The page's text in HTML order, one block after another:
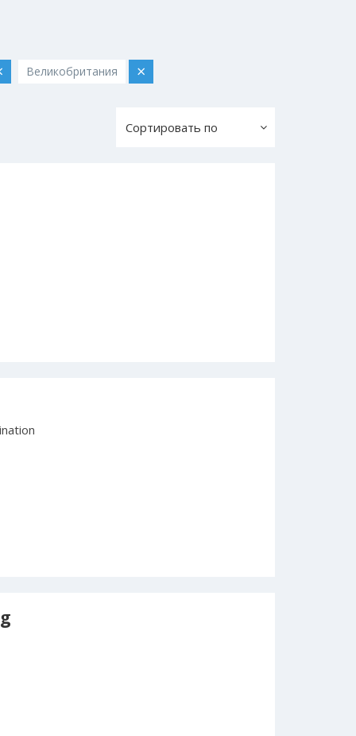
Великобритания ×
Сортировать по